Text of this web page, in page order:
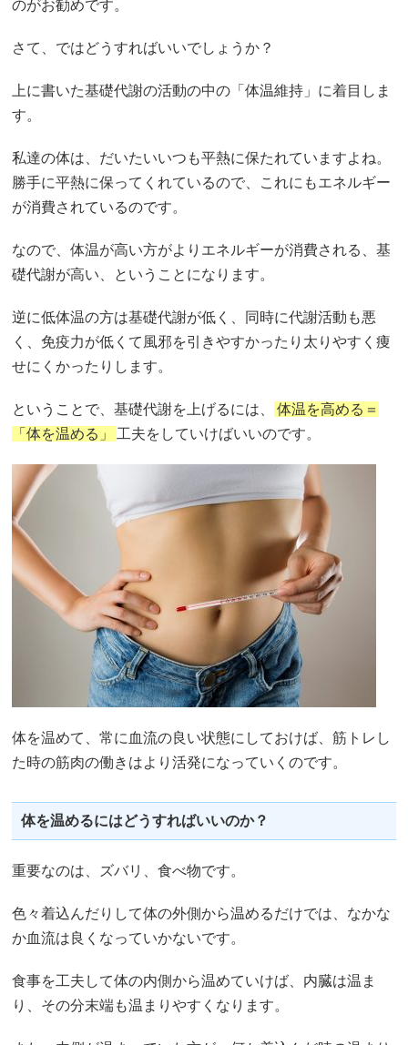
のがお勧めです。
さて、ではどうすればいいでしょうか？
上に書いた基礎代謝の活動の中の「体温維持」に着目しま
す。
私達の体は、だいたいいつも平熱に保たれていますよね。
勝手に平熱に保ってくれているので、これにもエネルギー
が消費されているのです。
なので、体温が高い方がよりエネルギーが消費される、基
礎代謝が高い、ということになります。
逆に低体温の方は基礎代謝が低く、同時に代謝活動も悪
く、免疫力が低くて風邪を引きやすかったり太りやすく痩
せにくかったりします。
ということで、基礎代謝を上げるには、
体温を高める＝
「体を温める」
工夫をしていけばいいのです。
体を温めて、常に血流の良い状態にしておけば、筋トレし
た時の筋肉の働きはより活発になっていくのです。
体を温めるにはどうすればいいのか？
重要なのは、ズバリ、食べ物です。
色々着込んだりして体の外側から温めるだけでは、なかな
か血流は良くなっていかないです。
食事を工夫して体の内側から温めていけば、内臓は温ま
り、その分末端も温まりやすくなります。